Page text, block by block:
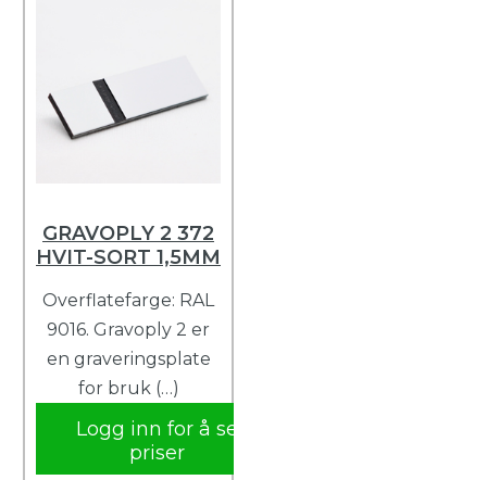
GRAVOPLY 2 372
HVIT-SORT 1,5MM
Overflatefarge: RAL
9016. Gravoply 2 er
en graveringsplate
for bruk (…)
Logg inn for å se
priser